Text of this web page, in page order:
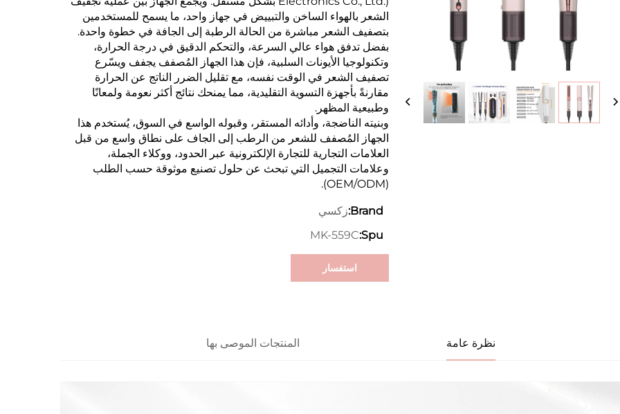
الشعر بالهواء الساخن والتبييض في جهاز واحد، ما يسمح للمستخدمين
بتصفيف الشعر مباشرة من الحالة الرطبة إلى الجافة في خطوة واحدة.
بفضل تدفق هواء عالي السرعة، والتحكم الدقيق في درجة الحرارة،
وتكنولوجيا الأيونات السلبية، فإن هذا الجهاز المُصفف يجفف ويسّرع
تصفيف الشعر في الوقت نفسه، مع تقليل الضرر الناتج عن الحرارة
مقارنةً بأجهزة التسوية التقليدية، مما يمنحك نتائج أكثر نعومة ولمعانًا
وطبيعية المظهر.
وبنيته الناضجة، وأدائه المستقر، وقبوله الواسع في السوق، يُستخدم هذا
الجهاز المُصفف للشعر من الرطب إلى الجاف على نطاق واسع من قبل
العلامات التجارية للتجارة الإلكترونية عبر الحدود، ووكلاء الجملة،
وعلامات التجميل التي تبحث عن حلول تصنيع موثوقة حسب الطلب
(OEM/ODM).
Brand: زكسي
Spu:
MK-559C
استفسار
نظرة عامة المنتجات الموصى بها